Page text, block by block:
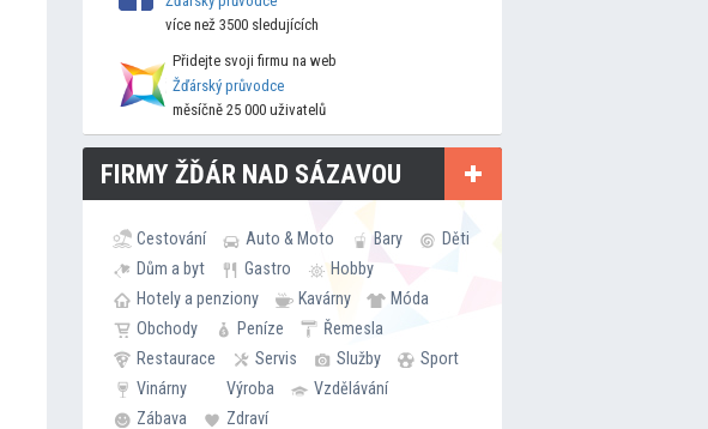
více než 3500 sledujících
Přidejte svoji firmu na web
Žďárský průvodce
měsíčně 25 000 uživatelů
FIRMY ŽĎÁR NAD SÁZAVOU
Cestování Auto & Moto Bary
Děti
Dům a byt
Gastro
Hobby
Hotely a penziony
Kavárny
Móda
Obchody
Peníze
Řemesla
Restaurace
Servis Služby
Sport
Vinárny
Výroba
Vzdělávání
Zábava
Zdraví